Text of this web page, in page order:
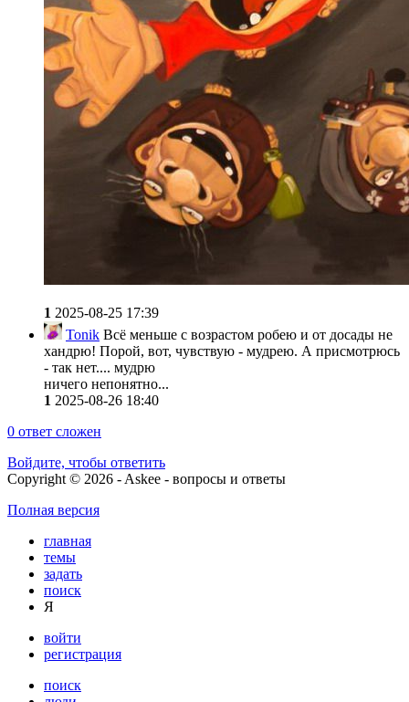
1 2025-08-25 17:39
Tonik Всё меньше с возрастом робею и от досады не
хандрю! Порой, вот, чувствую - мудрею. А присмотрюсь
- так нет.... мудрю
ничего непонятно...
1 2025-08-26 18:40
0 ответ сложен
Войдите, чтобы ответить
Copyright © 2026 - Askee - вопросы и ответы
Полная версия
главная
темы
задать
поиск
Я
войти
регистрация
поиск